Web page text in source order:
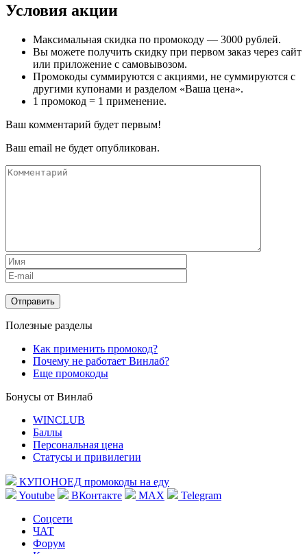
Условия акции
Максимальная скидка по промокоду — 3000 рублей.
Вы можете получить скидку при первом заказ через сайт
или приложение с самовывозом.
Промокоды суммируются с акциями, не суммируются с
другими купонами и разделом «Ваша цена».
1 промокод = 1 применение.
Ваш комментарий будет первым!
Ваш email не будет опубликован.
Полезные разделы
Как применить промокод?
Почему не работает Винлаб?
Еще промокоды
Бонусы от Винлаб
WINCLUB
Баллы
Персональная цена
Статусы и привилегии
КУПОНОЕД промокоды на еду
Youtube
ВКонтакте MAX
Telegram
Соцсети
ЧАТ
Форум